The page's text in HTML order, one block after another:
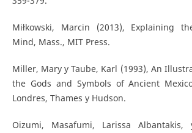
Miłkowski, Marcin (2013), Explaining
Mind, Mass., MIT Press.
Miller, Mary y Taube, Karl (1993), An
the Gods and Symbols of Ancient
Londres, Thames y Hudson.
Oizumi, Masafumi, Larissa